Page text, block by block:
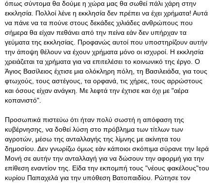
όπως σύντομα θα δούμε η χώρα μας θα σωθεί πάλι χάρη στην
εκκλησία. Πολλοί λένε η εκκλησία δεν πρέπει να έχει χρήματα! Αυτά
να πάνε να τα πούνε στους δεκάδες χιλιάδες ανθρώπους που
σήμερα θα είχαν πεθάνει από την πείνα εάν δεν υπήρχαν τα
γεύματα της εκκλησίας. Προφανώς αυτοί που υποστηρίζουν αυτήν
την άποψη θέλουν να έχουν χρήματα μόνο οι ισχυροί. Η εκκλησία
χρειάζεται τα χρήματα για να επιτελέσει το κοινωνικό της έργο. Ο
Άγιος Βασίλειος έχτισε μια ολόκληρη πόλη, τη Βασιλειάδα, για τους
φτωχούς, τους αστέγους, τα ορφανά, τις χήρες, τους αρρώστους
και όσους είχαν ανάγκη. Με λεφτά την έχτισε και όχι με "αέρα
κοπανιστό".
Προσωπικά πιστεύω ότι ήταν πολύ σωστή η απόφαση της
κυβέρνησης, να δοθεί λύση στο πρόβλημα των τίτλων των
αγροτών, μέσω της ανταλλαγής της λίμνης με ακίνητα του
δημοσίου. Δεν γνωρίζω όμως εάν κάποιοι σκόπιμα σύρανε την Ιερά
Μονή σε αυτήν την ανταλλαγή για να δώσουν την αφορμή για την
επίθεση εναντίον της. Είδα την εκπομπή τους "νέους φακέλους"του
κυρίου Παπαχελά για την υπόθεση Βατοπαιδίου. Ρώτησε τον